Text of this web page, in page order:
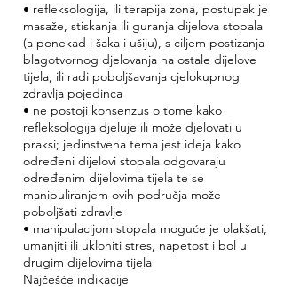
• refleksologija, ili terapija zona, postupak je
masaže, stiskanja ili guranja dijelova stopala
(a ponekad i šaka i ušiju), s ciljem postizanja
blagotvornog djelovanja na ostale dijelove
tijela, ili radi poboljšavanja cjelokupnog
zdravlja pojedinca
• ne postoji konsenzus o tome kako
refleksologija djeluje ili može djelovati u
praksi; jedinstvena tema jest ideja kako
određeni dijelovi stopala odgovaraju
određenim dijelovima tijela te se
manipuliranjem ovih područja može
poboljšati zdravlje
• manipulacijom stopala moguće je olakšati,
umanjiti ili ukloniti stres, napetost i bol u
drugim dijelovima tijela
Najčešće indikacije